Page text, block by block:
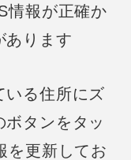
情報が正確か
あります
いる住所にズ
ボタンをタッ
を更新してお